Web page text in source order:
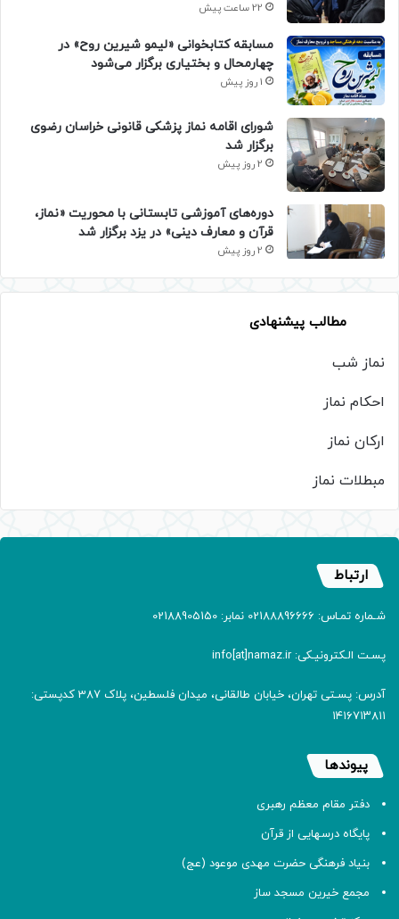
22 ساعت پیش
مسابقه کتابخوانی «لیمو شیرین روح» در
چهارمحال و بختیاری برگزار می‌شود
1 روز پیش
شورای اقامه نماز پزشکی قانونی خراسان رضوی
برگزار شد
2 روز پیش
دوره‌های آموزشی تابستانی با محوریت «نماز،
قرآن و معارف دینی» در یزد برگزار شد
2 روز پیش
مطالب پیشنهادی
نماز شب
احکام نماز
ارکان نماز
مبطلات نماز
ارتباط
شـماره تمـاس: 02188896666 نمابر: 02188905150
پسـت الـکترونیـکی: info[at]namaz.ir
آدرس: پسـتی تهران، خیابان طالقانی، میدان فلسطین، پلاک 387 کدپستی:
۱۴۱۶۷۱۳۸۱۱
پیوندها
دفتر مقام معظم رهبری
پایگاه درسهایی از قرآن
بنیاد فرهنگی حضرت مهدی موعود (عج)
مجمع خیرین مسجد ساز